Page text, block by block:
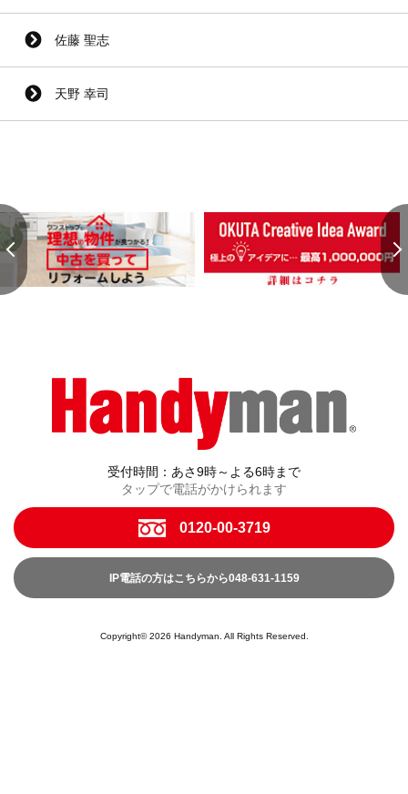
佐藤 聖志
天野 幸司
受付時間：あさ9時～よる6時まで
タップで電話がかけられます
0120-00-3719
IP電話の方はこちらから048-631-1159
Copyright© 2026 Handyman. All Rights Reserved.